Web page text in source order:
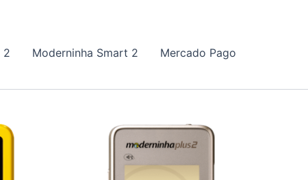
2 Moderninha Smart 2
Mercado Pago